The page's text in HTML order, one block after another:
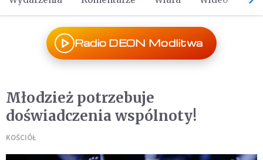
Radio DEON Modlitwa
Młodzież potrzebuje
doświadczenia wspólnoty!
KOŚCIÓŁ